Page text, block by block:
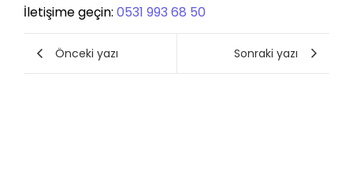
İletişime geçin: 0531 993 68 50
Önceki yazı Sonraki yazı